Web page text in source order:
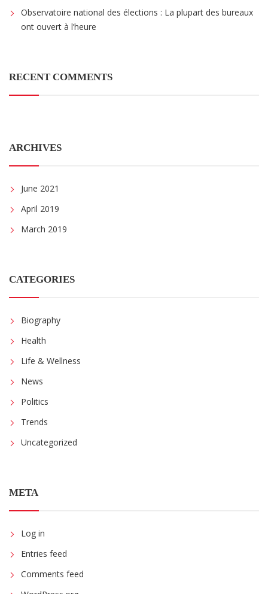
Observatoire national des élections : La plupart des bureaux
ont ouvert à l’heure
RECENT COMMENTS
ARCHIVES
June 2021
April 2019
March 2019
CATEGORIES
Biography
Health
Life & Wellness
News
Politics
Trends
Uncategorized
META
Log in
Entries feed
Comments feed